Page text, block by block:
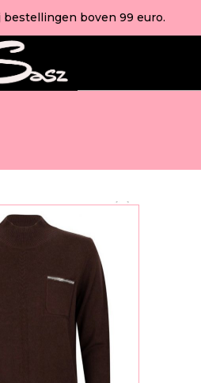
boven 99 euro.